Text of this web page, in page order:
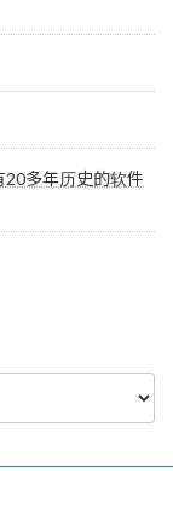
多年历史的软件